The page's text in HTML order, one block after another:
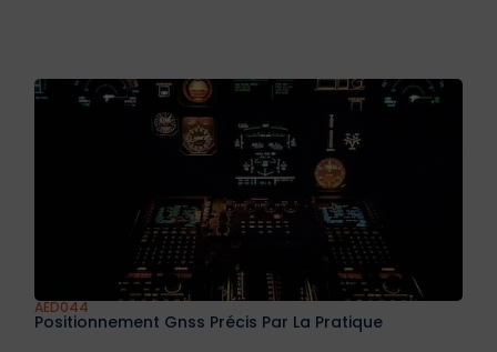
AED044
Positionnement Gnss Précis Par La Pratique